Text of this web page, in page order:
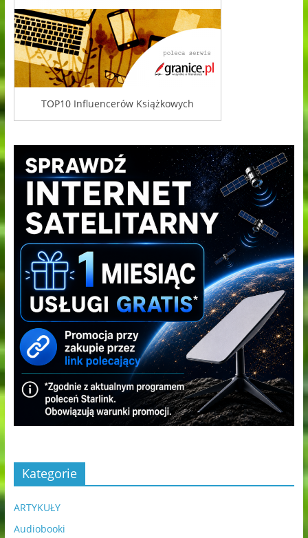
TOP10 Influencerów Książkowych
Kategorie
ARTYKUŁY
Audiobooki